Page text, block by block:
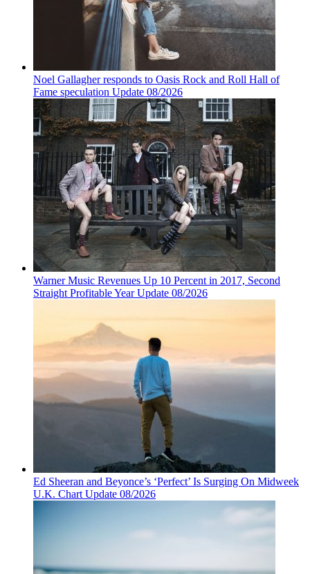
Noel Gallagher responds to Oasis Rock and Roll Hall of
Fame speculation Update 08/2026
Warner Music Revenues Up 10 Percent in 2017, Second
Straight Profitable Year Update 08/2026
Ed Sheeran and Beyonce’s ‘Perfect’ Is Surging On Midweek
U.K. Chart Update 08/2026